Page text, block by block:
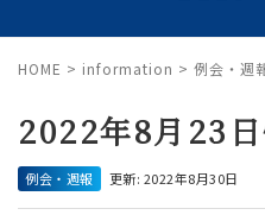
HOME > information > 例会・週
2022年8月23
例会・週報 更新: 2022年8月30日